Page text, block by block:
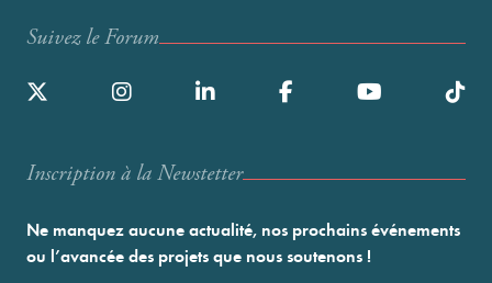
Suivez le Forum
Inscription à la Newstetter
Ne manquez aucune actualité, nos prochains événements
ou l’avancée des projets que nous soutenons !